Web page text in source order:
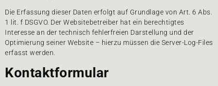
Die Erfassung dieser Daten erfolgt auf Grundlage von Art. 6 Abs.
1 lit. f DSGVO. Der Websitebetreiber hat ein berechtigtes
Interesse an der technisch fehlerfreien Darstellung und der
Optimierung seiner Website – hierzu müssen die Server-Log-Files
erfasst werden.
Kontaktformular